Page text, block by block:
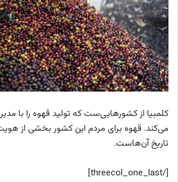
کلمبیا از کشورهایی‌ست که تولید قهوه را با
می‌کند. قهوه برای مردم این کشور بخشی از
تاریخ آن‌هاست.
[/threecol_one_last]